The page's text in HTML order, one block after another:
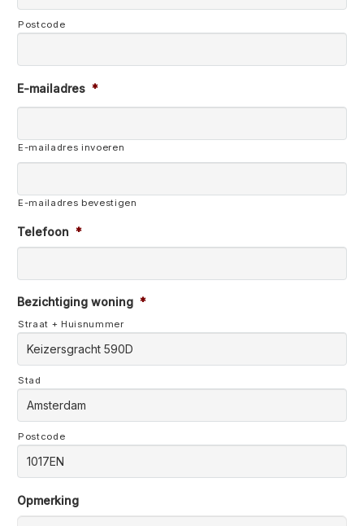
Postcode
E-mailadres *
E-mailadres invoeren
E-mailadres bevestigen
Telefoon *
Bezichtiging woning *
Straat + Huisnummer
Stad
Postcode
Opmerking